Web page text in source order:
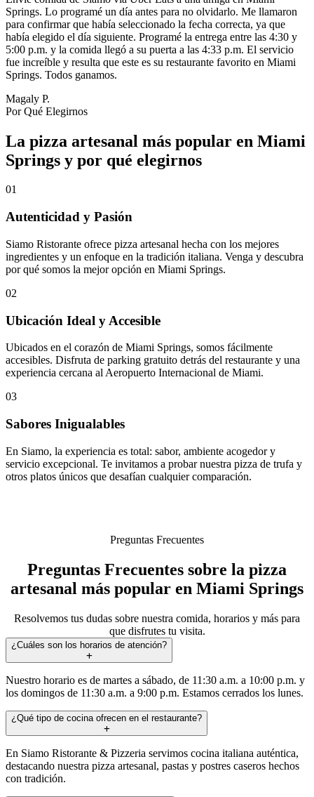
Springs. Lo programé un día antes para no olvidarlo. Me llamaron
para confirmar que había seleccionado la fecha correcta, ya que
había elegido el día siguiente. Programé la entrega entre las 4:30 y
5:00 p.m. y la comida llegó a su puerta a las 4:33 p.m. El servicio
fue increíble y resulta que este es su restaurante favorito en Miami
Springs. Todos ganamos.
Magaly P.
Por Qué Elegirnos
La pizza artesanal más popular en Miami
Springs y por qué elegirnos
01
Autenticidad y Pasión
Siamo Ristorante ofrece pizza artesanal hecha con los mejores
ingredientes y un enfoque en la tradición italiana. Venga y descubra
por qué somos la mejor opción en Miami Springs.
02
Ubicación Ideal y Accesible
Ubicados en el corazón de Miami Springs, somos fácilmente
accesibles. Disfruta de parking gratuito detrás del restaurante y una
experiencia cercana al Aeropuerto Internacional de Miami.
03
Sabores Inigualables
En Siamo, la experiencia es total: sabor, ambiente acogedor y
servicio excepcional. Te invitamos a probar nuestra pizza de trufa y
otros platos únicos que desafían cualquier comparación.
Preguntas Frecuentes
Preguntas Frecuentes sobre la pizza
artesanal más popular en Miami Springs
Resolvemos tus dudas sobre nuestra comida, horarios y más para
que disfrutes tu visita.
¿Cuáles son los horarios de atención?
Nuestro horario es de martes a sábado, de 11:30 a.m. a 10:00 p.m. y
los domingos de 11:30 a.m. a 9:00 p.m. Estamos cerrados los lunes.
¿Qué tipo de cocina ofrecen en el restaurante?
En Siamo Ristorante & Pizzeria servimos cocina italiana auténtica,
destacando nuestra pizza artesanal, pastas y postres caseros hechos
con tradición.